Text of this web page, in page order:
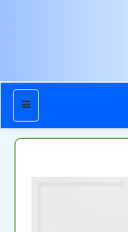
منو